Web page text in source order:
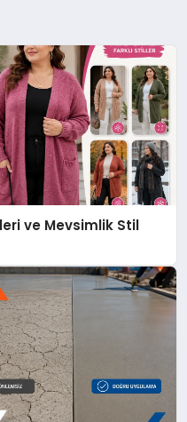
ve Mevsimlik Stil